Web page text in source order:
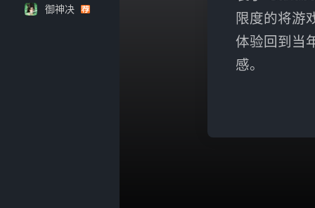
限度的将游
体验回到当
感。
御神决